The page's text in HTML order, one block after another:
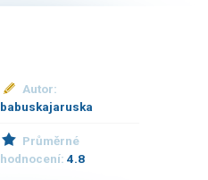
Autor:
babuskajaruska
Průměrné
hodnocení:4.8